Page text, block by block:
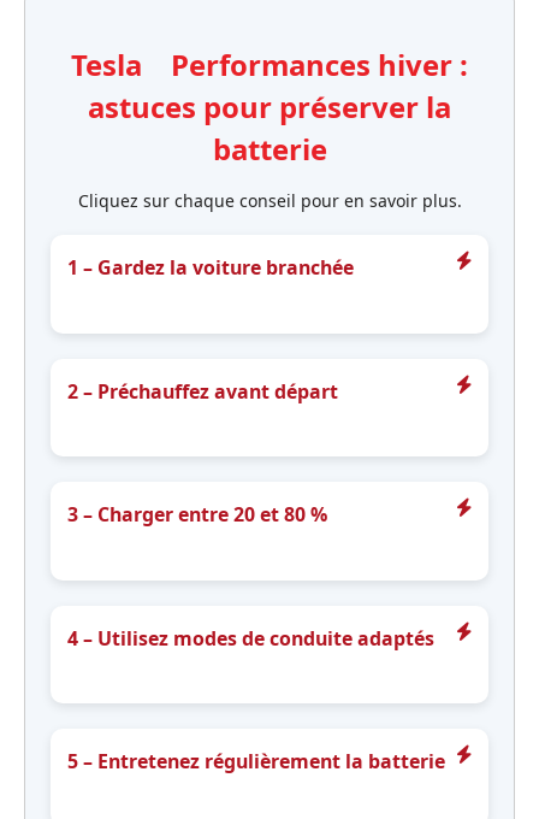
Tesla Performances hiver :
astuces pour préserver la
batterie
Cliquez sur chaque conseil pour en savoir plus.
1 – Gardez la voiture branchée
2 – Préchauffez avant départ
3 – Charger entre 20 et 80 %
4 – Utilisez modes de conduite adaptés
5 – Entretenez régulièrement la batterie